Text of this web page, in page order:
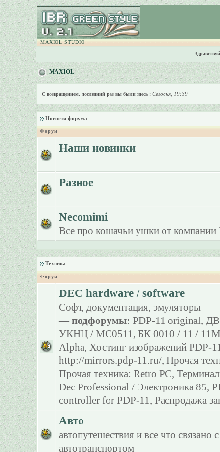
MAXIOL STUDIO
MAXIOL
С возвращением, последний раз вы были здесь : Сегодня, 19:39
Новости форума
Форум
Наши новинки
Разное
Necomimi
Все про кошачьи ушки от компании
Техника
Форум
DEC hardware / software
Софт, документация, эмуляторы
— подфорумы: PDP-11 original ,
УКНЦ / МС0511 , БК 0010 / 11 / 11M
Alpha, Хостинг изображений PDP-
http://mirrors.pdp-11.ru/, Прочая
Прочая техника: Retro PC,
Dec Professional / Электроника 85,
controller for PDP-11 , Распродажа
Авто
автопутешествия и все что связано с
автотранспортом